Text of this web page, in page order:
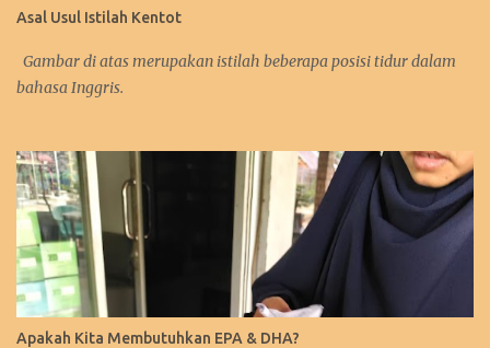
Asal Usul Istilah Kentot
Gambar di atas merupakan istilah beberapa posisi tidur dalam
bahasa Inggris.
Apakah Kita Membutuhkan EPA & DHA?